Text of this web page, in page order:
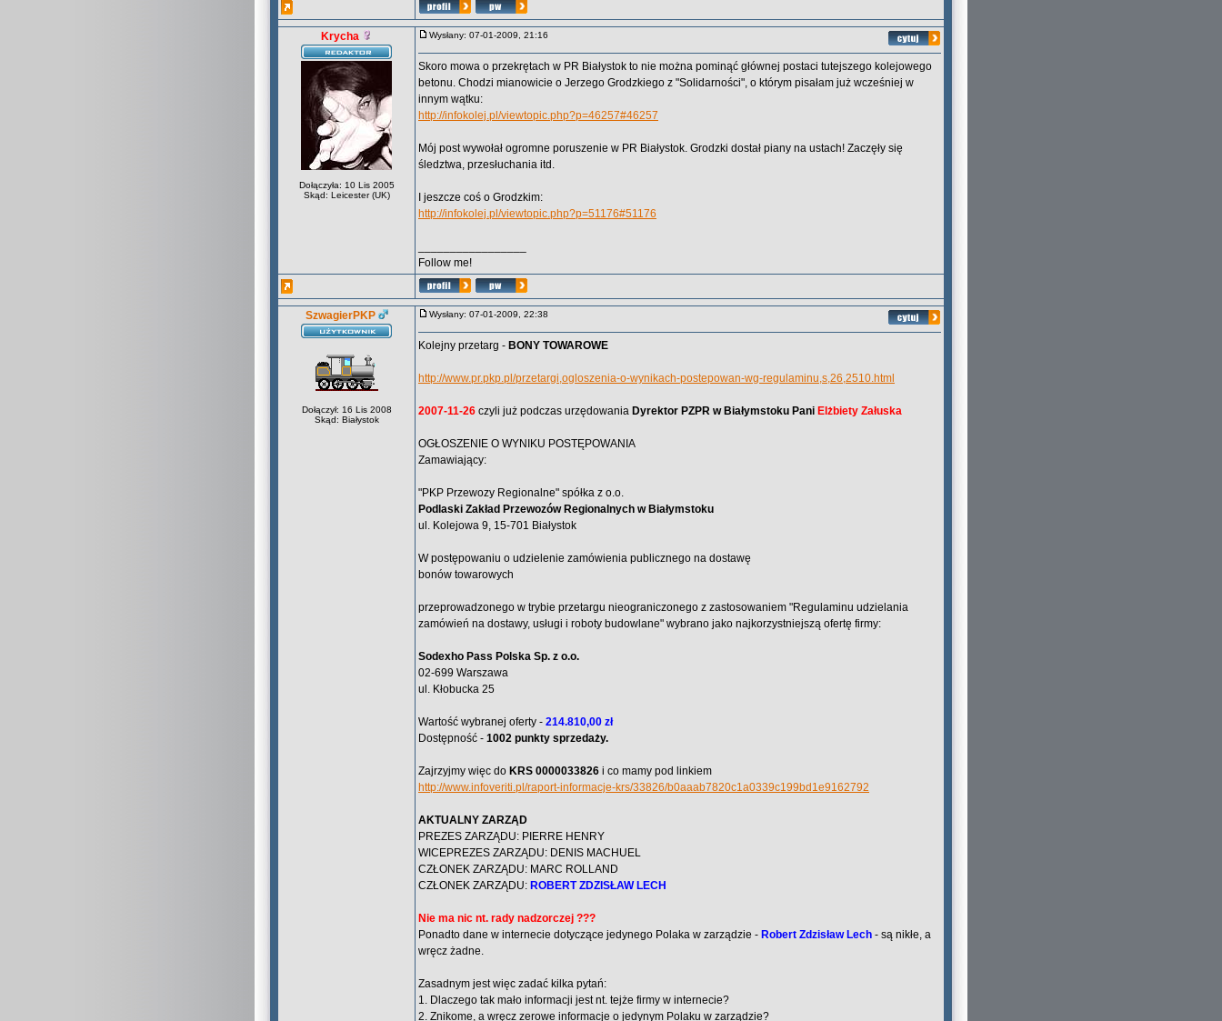
Krycha
Dołączyła: 10 Lis 2005
Skąd: Leicester (UK)
Wysłany: 07-01-2009, 21:16
Skoro mowa o przekrętach w PR Białystok to nie można pominąć głównej postaci tutejszego kolejowego
betonu. Chodzi mianowicie o Jerzego Grodzkiego z "Solidarności", o którym pisałam już wcześniej w
innym wątku:
http://infokolej.pl/viewtopic.php?p=46257#46257
Mój post wywołał ogromne poruszenie w PR Białystok. Grodzki dostał piany na ustach! Zaczęły się
śledztwa, przesłuchania itd.
I jeszcze coś o Grodzkim:
http://infokolej.pl/viewtopic.php?p=51176#51176
Follow me!
SzwagierPKP
Dołączył: 16 Lis 2008
Skąd: Białystok
Wysłany: 07-01-2009, 22:38
Kolejny przetarg - BONY TOWAROWE
http://www.pr.pkp.pl/przetargi,ogloszenia-o-wynikach-postepowan-wg-regulaminu,s,26,2510.html
2007-11-26 czyli już podczas urzędowania Dyrektor PZPR w Białymstoku Pani Elżbiety Załuska
OGŁOSZENIE O WYNIKU POSTĘPOWANIA
Zamawiający:
"PKP Przewozy Regionalne" spółka z o.o.
Podlaski Zakład Przewozów Regionalnych w Białymstoku
ul. Kolejowa 9, 15-701 Białystok
W postępowaniu o udzielenie zamówienia publicznego na dostawę
bonów towarowych
przeprowadzonego w trybie przetargu nieograniczonego z zastosowaniem "Regulaminu udzielania
zamówień na dostawy, usługi i roboty budowlane" wybrano jako najkorzystniejszą ofertę firmy:
Sodexho Pass Polska Sp. z o.o.
02-699 Warszawa
ul. Kłobucka 25
Wartość wybranej oferty - 214.810,00 zł
Dostępność - 1002 punkty sprzedaży.
Zajrzyjmy więc do KRS 0000033826 i co mamy pod linkiem
http://www.infoveriti.pl/raport-informacje-krs/33826/b0aaab7820c1a0339c199bd1e9162792
AKTUALNY ZARZĄD
PREZES ZARZĄDU: PIERRE HENRY
WICEPREZES ZARZĄDU: DENIS MACHUEL
CZŁONEK ZARZĄDU: MARC ROLLAND
CZŁONEK ZARZĄDU: ROBERT ZDZISŁAW LECH
Nie ma nic nt. rady nadzorczej ???
Ponadto dane w internecie dotyczące jedynego Polaka w zarządzie - Robert Zdzisław Lech - są nikłe, a
wręcz żadne.
Zasadnym jest więc zadać kilka pytań:
1. Dlaczego tak mało informacji jest nt. tejże firmy w internecie?
2. Znikome, a wręcz zerowe informacje o jedynym Polaku w zarządzie?